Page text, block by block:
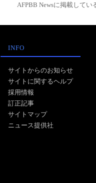
AFPBB Newsに掲載して
INFO
サイトからのお知らせ
サイトに関するヘルプ
採用情報
訂正記事
サイトマップ
ニュース提供社